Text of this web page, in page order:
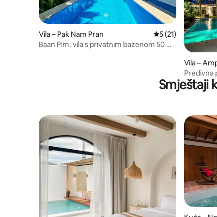
Vila – Pak Nam Pran Prosječna ocjena:
5 (21)
Baan Pim: vila s privatnim bazenom 50 m
Vila –
Predivna
bazenom
Smještaji